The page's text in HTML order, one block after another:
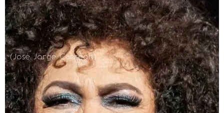
(José Jorge Carreón)